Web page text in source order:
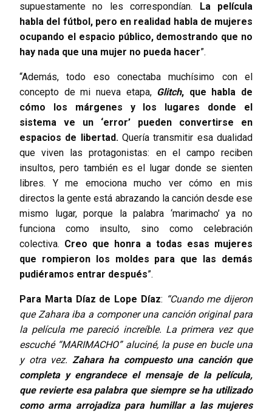
supuestamente no les correspondían. La película
habla del fútbol, pero en realidad habla de mujeres
ocupando el espacio público, demostrando que no
hay nada que una mujer no pueda hacer”.
“Además, todo eso conectaba muchísimo con el
concepto de mi nueva etapa, Glitch, que habla de
cómo los márgenes y los lugares donde el
sistema ve un ‘error’ pueden convertirse en
espacios de libertad.Quería transmitir esa dualidad
que viven las protagonistas: en el campo reciben
insultos, pero también es el lugar donde se sienten
libres. Y me emociona mucho ver cómo en mis
directos la gente está abrazando la canción desde ese
mismo lugar, porque la palabra ‘marimacho’ ya no
funciona como insulto, sino como celebración
colectiva. Creo que honra a todas esas mujeres
que rompieron los moldes para que las demás
pudiéramos entrar después”.
Para Marta Díaz de Lope Díaz: “Cuando me dijeron
que Zahara iba a componer una canción original para
la película me pareció increíble. La primera vez que
escuché “MARIMACHO” aluciné, la puse en bucle una
y otra vez. Zahara ha compuesto una canción que
completa y engrandece el mensaje de la película,
que revierte esa palabra que siempre se ha utilizado
como arma arrojadiza para humillar a las mujeres